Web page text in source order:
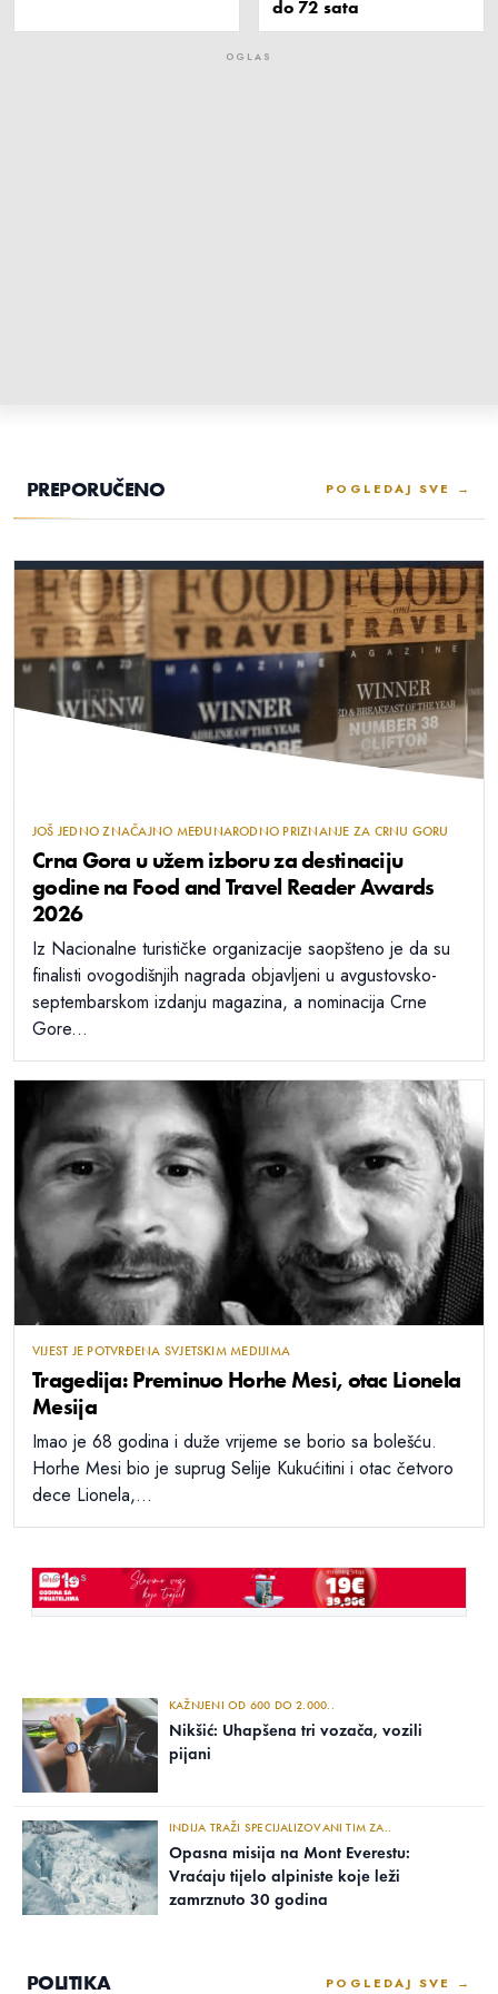
sankcije Rusiji, dobri odnosi sa
Ukrajinom jer nisu priznali Kosovo
Knežević: Da mu nije bilo Vučića,
Spajić bi još ležao na kauču kod
Ratka Mitrovića
08-08-2026 18:56
do 72 sata
PREPORUČENO POGLEDAJ SVE →
JOŠ JEDNO ZNAČAJNO MEĐUNARODNO PRIZNANJE ZA CRNU GORU
Crna Gora u užem izboru za destinaciju
godine na Food and Travel Reader Awards
2026
Iz Nacionalne turističke organizacije saopšteno je da su
finalisti ovogodišnjih nagrada objavljeni u avgustovsko-
septembarskom izdanju magazina, a nominacija Crne
Gore...
VIJEST JE POTVRĐENA SVJETSKIM MEDIJIMA
Tragedija: Preminuo Horhe Mesi, otac Lionela
Mesija
Imao je 68 godina i duže vrijeme se borio sa bolešću.
Horhe Mesi bio je suprug Selije Kukućitini i otac četvoro
dece Lionela,...
KAŽNJENI OD 600 DO 2.000..
Nikšić: Uhapšena tri vozača, vozili
pijani
INDIJA TRAŽI SPECIJALIZOVANI TIM ZA..
Opasna misija na Mont Everestu:
Vraćaju tijelo alpiniste koje leži
zamrznuto 30 godina
POLITIKA POGLEDAJ SVE →